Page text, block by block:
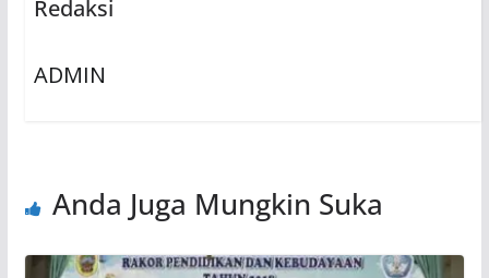
Redaksi
ADMIN
Anda Juga Mungkin Suka